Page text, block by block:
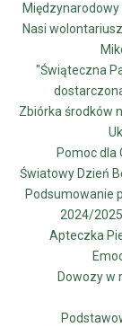
Nasi
"Świąteczna
Zbiórka środków
Pomoc dla
Światowy Dzień
Podsumowanie
2024/2025
Apteczka
Dowozy w
Wyjątkowa
W naszej
uczniów
Mistrzostwa
Lubańskiego
sportowca